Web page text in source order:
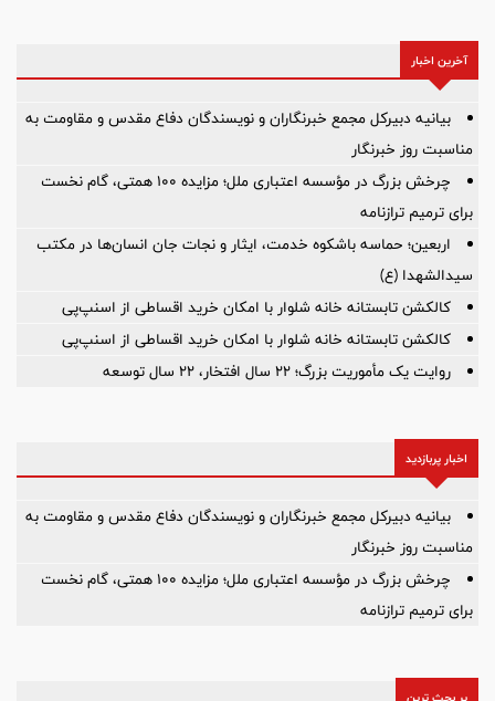
آخرین اخبار
بیانیه دبیرکل مجمع خبرنگاران و نویسندگان دفاع مقدس و مقاومت به
مناسبت روز خبرنگار
چرخش بزرگ در مؤسسه اعتباری ملل؛ مزایده ۱۰۰ همتی، گام نخست
برای ترمیم ترازنامه
اربعین؛ حماسه باشکوه خدمت، ایثار و نجات جان انسان‌ها در مکتب
سیدالشهدا (ع)
کالکشن تابستانه خانه شلوار با امکان خرید اقساطی از اسنپ‌پی
کالکشن تابستانه خانه شلوار با امکان خرید اقساطی از اسنپ‌پی
روایت یک مأموریت بزرگ؛ ۲۲ سال افتخار، ۲۲ سال توسعه
اخبار پربازدید
بیانیه دبیرکل مجمع خبرنگاران و نویسندگان دفاع مقدس و مقاومت به
مناسبت روز خبرنگار
چرخش بزرگ در مؤسسه اعتباری ملل؛ مزایده ۱۰۰ همتی، گام نخست
برای ترمیم ترازنامه